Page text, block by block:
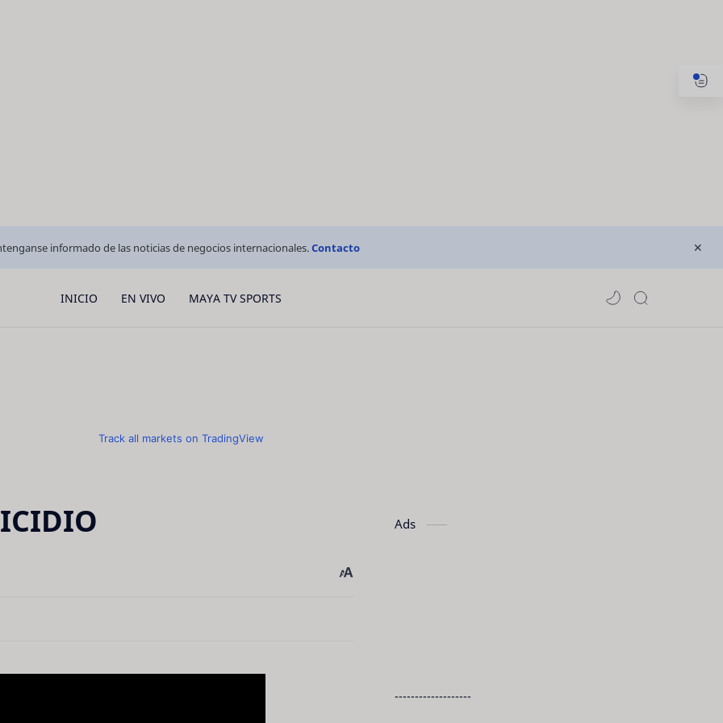
informado de las noticias de negocios internacionales.Contacto
INICIO EN VIVO MAYA TV SPORTS
Track all markets on TradingView
Ads
-------------------